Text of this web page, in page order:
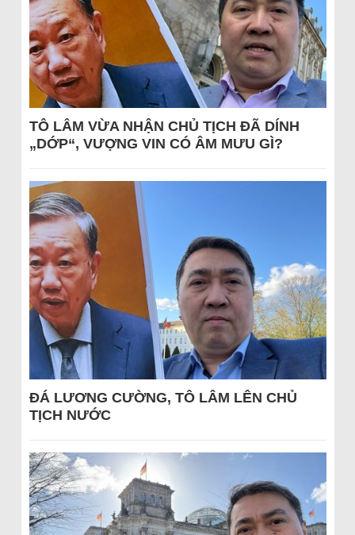
TÔ LÂM VỪA NHẬN CHỦ TỊCH ĐÃ DÍNH
„DỚP“, VƯỢNG VIN CÓ ÂM MƯU GÌ?
ĐÁ LƯƠNG CƯỜNG, TÔ LÂM LÊN CHỦ
TỊCH NƯỚC